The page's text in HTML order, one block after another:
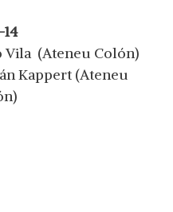
Vila (Ateneu Colón)
Kappert (Ateneu